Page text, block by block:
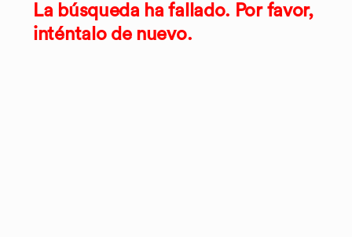
La búsqueda ha fallado. Por favor,
inténtalo de nuevo.